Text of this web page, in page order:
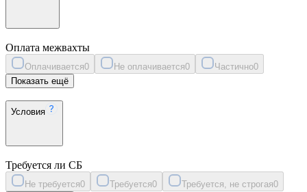
Оплата межвахты
Оплачивается0 Не оплачивается0 Частично0
Показать ещё
Условия
Требуется ли СБ
Не требуется0 Требуется0 Требуется, не строгая0